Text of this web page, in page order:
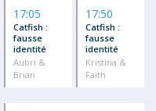
17:05
Catfish :
fausse
identité
Aubri &
Brian
17:50
Catfish :
fausse
identité
Kristina &
Faith